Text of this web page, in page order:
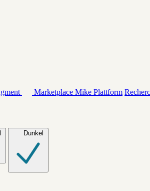
Marketplace Mike Plattform
Dunkel